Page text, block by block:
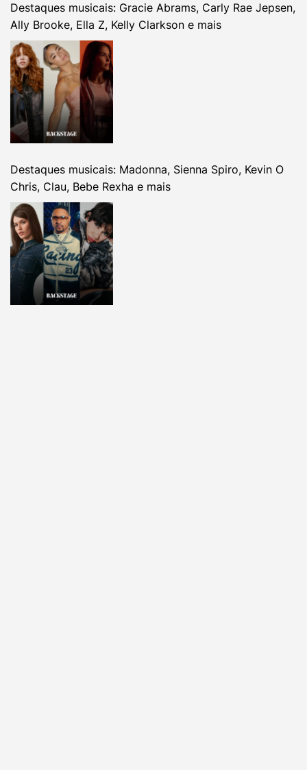
Destaques musicais: Gracie Abrams, Carly Rae Jepsen,
Ally Brooke, Ella Z, Kelly Clarkson e mais
Destaques musicais: Madonna, Sienna Spiro, Kevin O
Chris, Clau, Bebe Rexha e mais